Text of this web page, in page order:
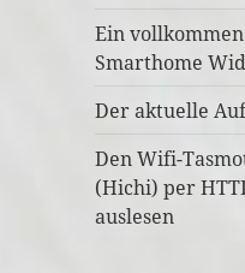
Ein
Smarthome
Der aktuelle
Den Wifi-
(Hichi) per
auslesen